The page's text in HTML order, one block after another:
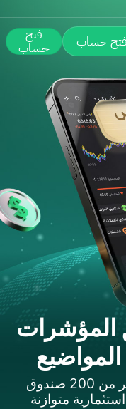
فتح حساب فتح
حساب
في صناديق المؤشرات
المؤشرات
المواضيع
- تداول بعمولة منخفضة\n- أكثر من 200 صندوق